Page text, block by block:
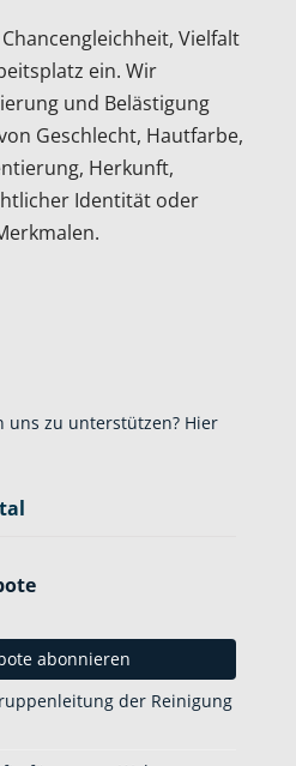
Vielfalt
ein. Wir
und Belästigung
Geschlecht, Hautfarbe,
Herkunft,
Identität oder
uns zu unterstützen? Hier